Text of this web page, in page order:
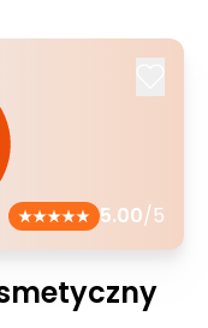
5.00/5